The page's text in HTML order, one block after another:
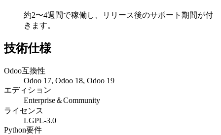
約2〜4週間で稼働し、リリース後のサポート期間が付
きます。
技術仕様
Odoo互換性
Odoo 17, Odoo 18, Odoo 19
エディション
Enterprise＆Community
ライセンス
LGPL-3.0
Python要件